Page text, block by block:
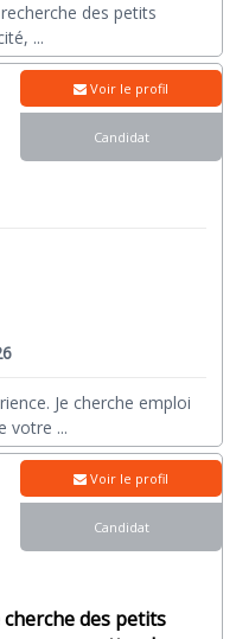
des petits
...
Je cherche emploi
votre ...
Voir le profil
Candidat
des petits
Voir le profil
Candidat